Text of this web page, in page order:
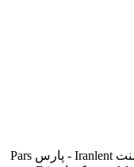
آسیالنت Asilent - جهانلنت Jahanlent - ایرانلنت Iranlent - پارس Pars